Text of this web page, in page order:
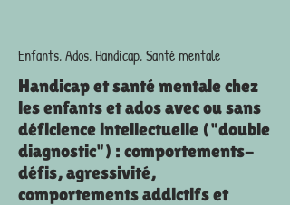
Enfants, Ados, Handicap, Santé mentale
Handicap et santé mentale chez
les enfants et ados avec ou sans
déficience intellectuelle ("double
diagnostic") : comportements-
défis, agressivité,
comportements addictifs et